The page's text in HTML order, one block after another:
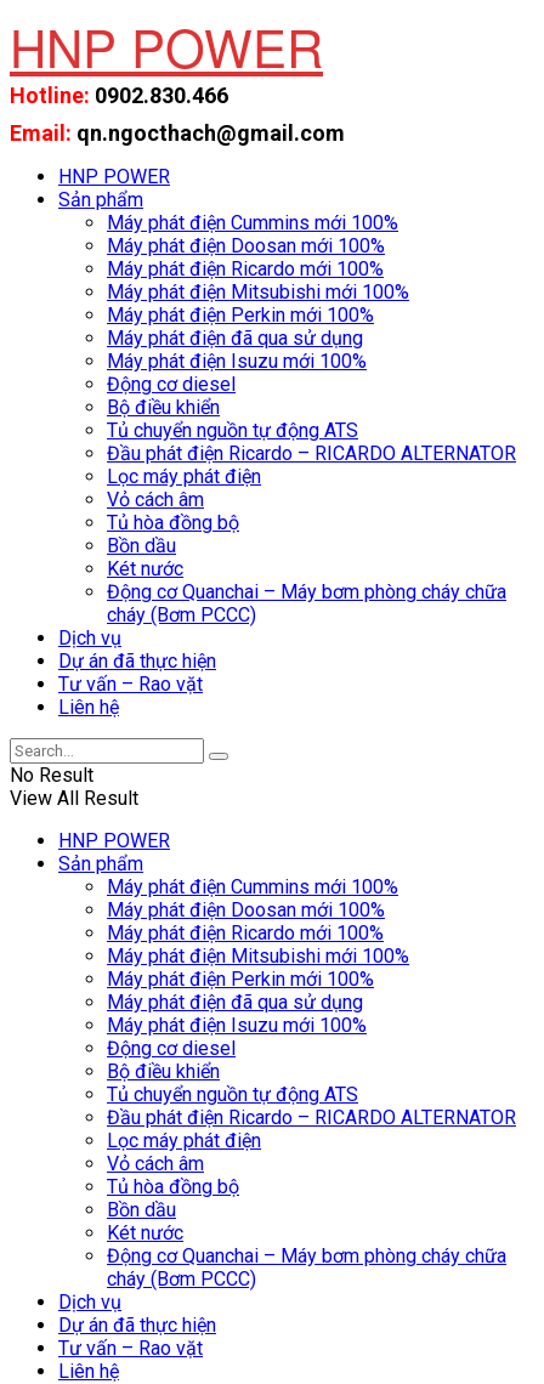
HNP POWER
Hotline: 0902.830.466
Email: qn.ngocthach@gmail.com
HNP POWER
Sản phẩm
Máy phát điện Cummins mới 100%
Máy phát điện Doosan mới 100%
Máy phát điện Ricardo mới 100%
Máy phát điện Mitsubishi mới 100%
Máy phát điện Perkin mới 100%
Máy phát điện đã qua sử dụng
Máy phát điện Isuzu mới 100%
Động cơ diesel
Bộ điều khiển
Tủ chuyển nguồn tự động ATS
Đầu phát điện Ricardo – RICARDO ALTERNATOR
Lọc máy phát điện
Vỏ cách âm
Tủ hòa đồng bộ
Bồn dầu
Két nước
Động cơ Quanchai – Máy bơm phòng cháy chữa
cháy (Bơm PCCC)
Dịch vụ
Dự án đã thực hiện
Tư vấn – Rao vặt
Liên hệ
No Result
View All Result
HNP POWER
Sản phẩm
Máy phát điện Cummins mới 100%
Máy phát điện Doosan mới 100%
Máy phát điện Ricardo mới 100%
Máy phát điện Mitsubishi mới 100%
Máy phát điện Perkin mới 100%
Máy phát điện đã qua sử dụng
Máy phát điện Isuzu mới 100%
Động cơ diesel
Bộ điều khiển
Tủ chuyển nguồn tự động ATS
Đầu phát điện Ricardo – RICARDO ALTERNATOR
Lọc máy phát điện
Vỏ cách âm
Tủ hòa đồng bộ
Bồn dầu
Két nước
Động cơ Quanchai – Máy bơm phòng cháy chữa
cháy (Bơm PCCC)
Dịch vụ
Dự án đã thực hiện
Tư vấn – Rao vặt
Liên hệ